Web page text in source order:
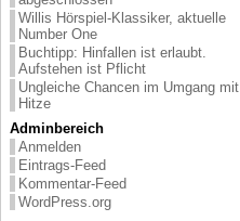
Willis Hörspiel-Klassiker, aktuelle
Number One
Buchtipp: Hinfallen ist erlaubt.
Aufstehen ist Pflicht
Ungleiche Chancen im Umgang mit
Hitze
Adminbereich
Anmelden
Eintrags-Feed
Kommentar-Feed
WordPress.org